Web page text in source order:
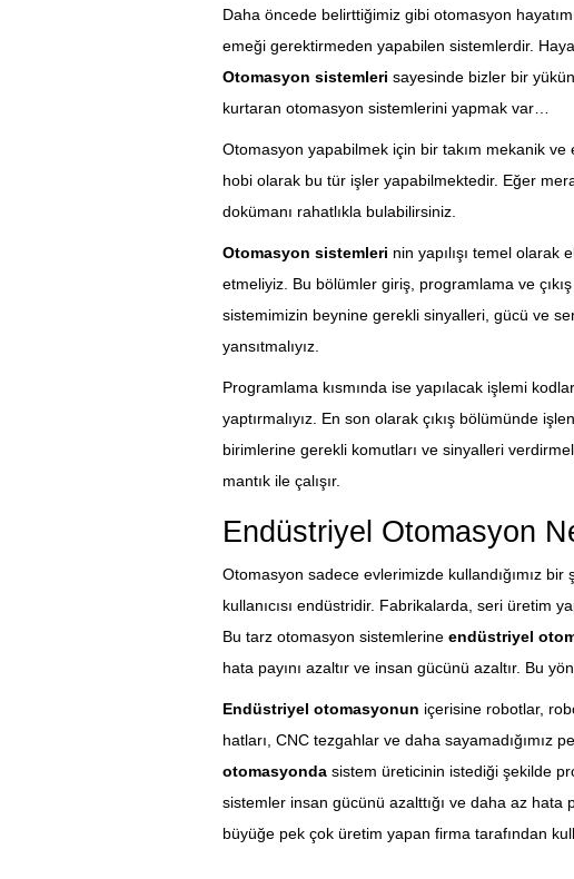
Daha öncede belirttiğimiz gibi otomasyon
emeği gerektirmeden yapabilen sistemlerdir.
Otomasyon sistemleri sayesinde bizler bir
kurtaran otomasyon sistemlerini yapmak var…
Otomasyon yapabilmek için bir takım mekanik
hobi olarak bu tür işler yapabilmektedir. Eğer
dokümanı rahatlıkla bulabilirsiniz.
Otomasyon sistemleri nin yapılışı temel
etmeliyiz. Bu bölümler giriş, programlama ve
sistemimizin beynine gerekli sinyalleri, gücü ve
yansıtmalıyız.
Programlama kısmında ise yapılacak işlemi
yaptırmalıyız. En son olarak çıkış bölümünde
birimlerine gerekli komutları ve sinyalleri
mantık ile çalışır.
Endüstriyel Otomasyon
Otomasyon sadece evlerimizde kullandığımız
kullanıcısı endüstridir. Fabrikalarda, seri üretim
Bu tarz otomasyon sistemlerine endüstriyel
hata payını azaltır ve insan gücünü azaltır. Bu
Endüstriyel otomasyonun içerisine robotlar,
hatları, CNC tezgahlar ve daha sayamadığımız
otomasyondasistem üreticinin istediği şekilde
sistemler insan gücünü azalttığı ve daha az hata
büyüğe pek çok üretim yapan firma tarafından